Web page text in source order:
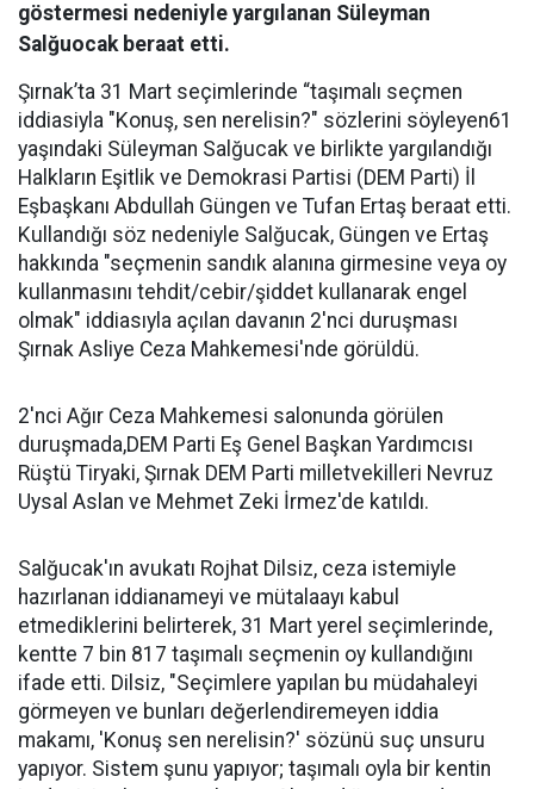
göstermesi nedeniyle yargılanan Süleyman
Salğuocak beraat etti.
Şırnak’ta 31 Mart seçimlerinde “taşımalı seçmen
iddiasiyla "Konuş, sen nerelisin?" sözlerini söyleyen61
yaşındaki Süleyman Salğucak ve birlikte yargılandığı
Halkların Eşitlik ve Demokrasi Partisi (DEM Parti) İl
Eşbaşkanı Abdullah Güngen ve Tufan Ertaş beraat etti.
Kullandığı söz nedeniyle Salğucak, Güngen ve Ertaş
hakkında "seçmenin sandık alanına girmesine veya oy
kullanmasını tehdit/cebir/şiddet kullanarak engel
olmak" iddiasıyla açılan davanın 2'nci duruşması
Şırnak Asliye Ceza Mahkemesi'nde görüldü.
2'nci Ağır Ceza Mahkemesi salonunda görülen
duruşmada,DEM Parti Eş Genel Başkan Yardımcısı
Rüştü Tiryaki, Şırnak DEM Parti milletvekilleri Nevruz
Uysal Aslan ve Mehmet Zeki İrmez'de katıldı.
Salğucak'ın avukatı Rojhat Dilsiz, ceza istemiyle
hazırlanan iddianameyi ve mütalaayı kabul
etmediklerini belirterek, 31 Mart yerel seçimlerinde,
kentte 7 bin 817 taşımalı seçmenin oy kullandığını
ifade etti. Dilsiz, "Seçimlere yapılan bu müdahaleyi
görmeyen ve bunları değerlendiremeyen iddia
makamı, 'Konuş sen nerelisin?' sözünü suç unsuru
yapıyor. Sistem şunu yapıyor; taşımalı oyla bir kentin